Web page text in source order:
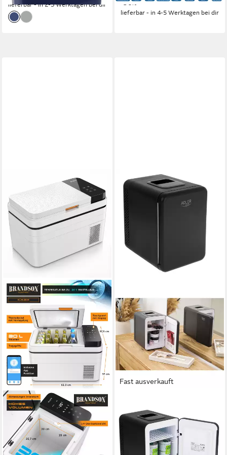
lieferbar - in 2-3 Werktagen bei dir
Kühlschrank
-50%
lieferbar - in 4-5 Werktagen bei dir
BRANDSON
Elektrische Kühlbox
Kompressor Kühlbox, bis –
20°C, ECO Modus, 30 L, für
Auto & Haus, 30 l, APP-
Fast ausverkauft
Elektrische Kühlbox AD
8084b Mini Kühlschrank
tragbare Kühlbox mit
Warmhaltefunktion, 4 l,